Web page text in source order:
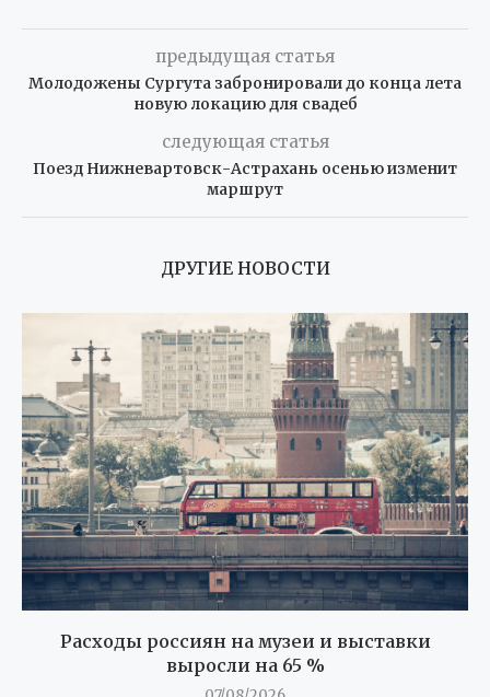
предыдущая статья
Молодожены Сургута забронировали до конца лета
новую локацию для свадеб
следующая статья
Поезд Нижневартовск-Астрахань осенью изменит
маршрут
ДРУГИЕ НОВОСТИ
Расходы россиян на музеи и выставки
выросли на 65 %